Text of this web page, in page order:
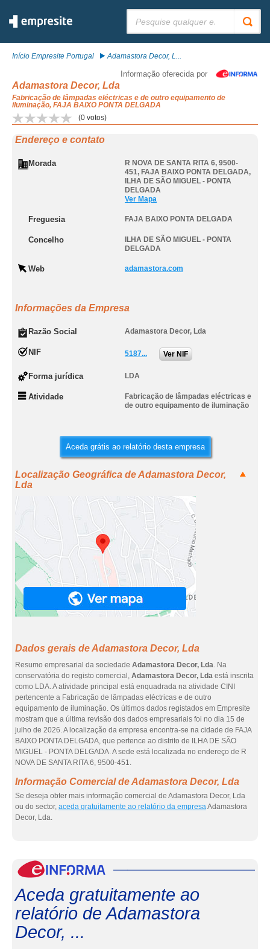
Início Empresite Portugal Adamastora Decor, L...
Informação oferecida por
Adamastora Decor, Lda
Fabricação de lâmpadas eléctricas e de outro equipamento de
iluminação, FAJA BAIXO PONTA DELGADA
(0 votos)
Endereço e contato
Morada
R NOVA DE SANTA RITA 6, 9500-
451, FAJA BAIXO PONTA DELGADA,
ILHA DE SÃO MIGUEL - PONTA
DELGADA
Ver Mapa
Freguesia FAJA BAIXO PONTA DELGADA
Concelho
ILHA DE SÃO MIGUEL - PONTA
DELGADA
Web adamastora.com
Informações da Empresa
Razão Social Adamastora Decor, Lda
NIF 5187... Ver NIF
Forma jurídica LDA
Atividade
Fabricação de lâmpadas eléctricas e
de outro equipamento de iluminação
Aceda grátis ao relatório desta empresa
Localização Geográfica de Adamastora Decor,
Lda
Dados gerais de Adamastora Decor, Lda
Resumo empresarial da sociedade Adamastora Decor, Lda. Na
conservatória do registo comercial, Adamastora Decor, Lda está inscrita
como LDA. A atividade principal está enquadrada na atividade CINI
pertencente a Fabricação de lâmpadas eléctricas e de outro
equipamento de iluminação. Os últimos dados registados em Empresite
mostram que a última revisão dos dados empresariais foi no dia 15 de
julho de 2026. A localização da empresa encontra-se na cidade de FAJA
BAIXO PONTA DELGADA, que pertence ao distrito de ILHA DE SÃO
MIGUEL - PONTA DELGADA. A sede está localizada no endereço de R
NOVA DE SANTA RITA 6, 9500-451.
Informação Comercial de Adamastora Decor, Lda
Se deseja obter mais informação comercial de Adamastora Decor, Lda
ou do sector, aceda gratuitamente ao relatório da empresaAdamastora
Decor, Lda.
Aceda gratuitamente ao
relatório de Adamastora
Decor, ...